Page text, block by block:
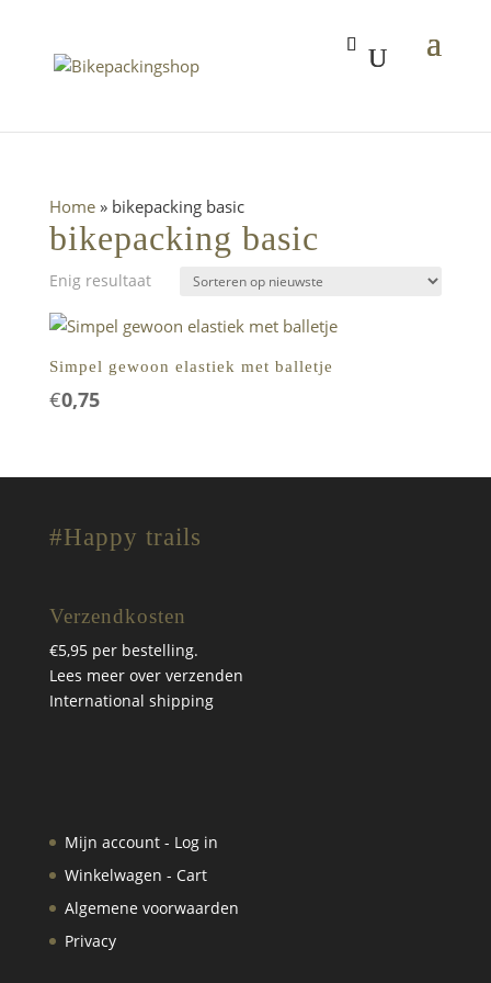
Home» bikepacking basic
bikepacking basic
Enig resultaat
Simpel gewoon elastiek met balletje
€0,75
#Happy trails
Verzendkosten
€5,95 per bestelling.
Lees meer over verzenden
International shipping
Mijn account - Log in
Winkelwagen - Cart
Algemene voorwaarden
Privacy